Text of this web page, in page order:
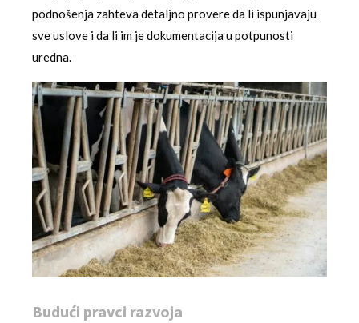
podnošenja zahteva detaljno provere da li ispunjavaju
sve uslove i da li im je dokumentacija u potpunosti
uredna.
Budući pravci razvoja